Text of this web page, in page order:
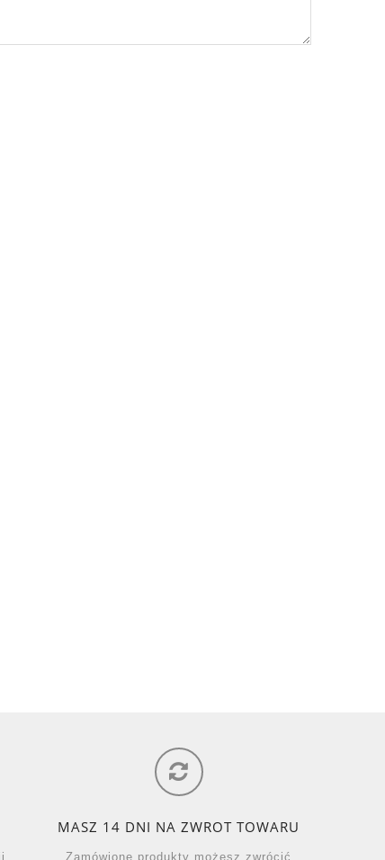
MASZ 14 DNI NA ZWROT TOWARU
Zamówione produkty możesz zwrócić